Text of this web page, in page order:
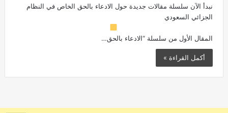
نبدأ الآن سلسلة مقالات جديدة حول الادعاء بالحق الخاص في النظام
الجزائي السعودي
المقال الأول من سلسلة “الادعاء بالحق…
أكمل القراءة »